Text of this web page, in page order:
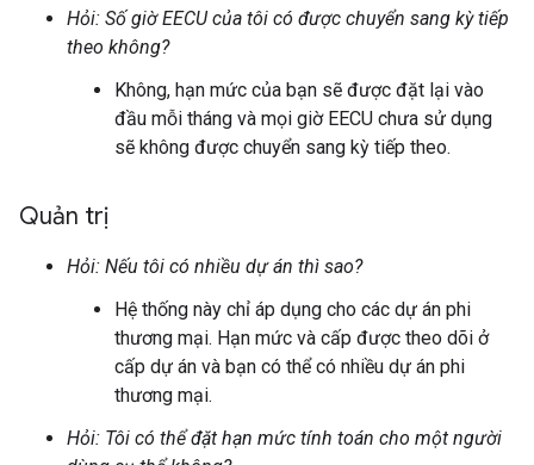
Hỏi: Số giờ EECU của tôi có được chuyển sang kỳ tiếp
theo không?
Không, hạn mức của bạn sẽ được đặt lại vào
đầu mỗi tháng và mọi giờ EECU chưa sử dụng
sẽ không được chuyển sang kỳ tiếp theo.
Quản trị
Hỏi: Nếu tôi có nhiều dự án thì sao?
Hệ thống này chỉ áp dụng cho các dự án phi
thương mại. Hạn mức và cấp được theo dõi ở
cấp dự án và bạn có thể có nhiều dự án phi
thương mại.
Hỏi: Tôi có thể đặt hạn mức tính toán cho một người